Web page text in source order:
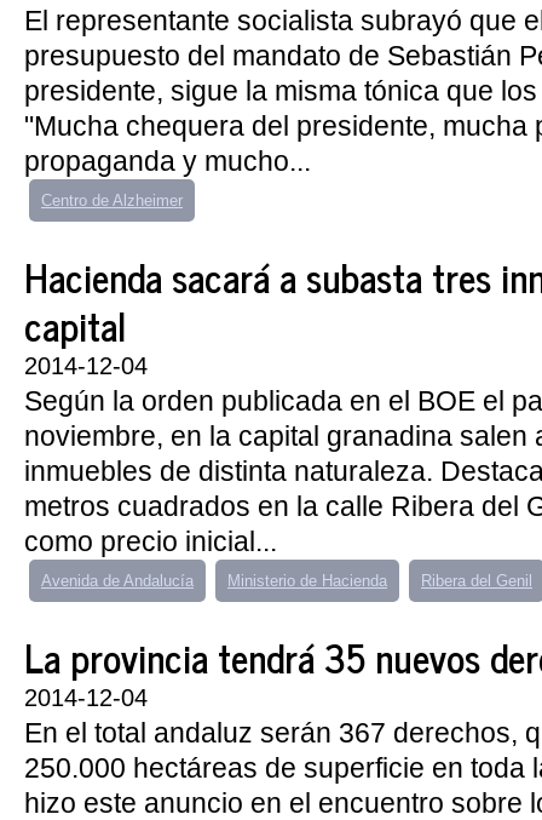
El representante socialista subrayó que
presupuesto del mandato de Sebastián
presidente, sigue la misma tónica que
"Mucha chequera del presidente, mucha
propaganda y mucho...
Centro de Alzheimer
Hacienda sacará a subasta tres
capital
2014-12-04
Según la orden publicada en el BOE el
noviembre, en la capital granadina salen
inmuebles de distinta naturaleza.
metros cuadrados en la calle Ribera del
como precio inicial...
Avenida de Andalucía Ministerio de Hacienda Ribera del Genil
La provincia tendrá 35 nuevos
2014-12-04
En el total andaluz serán 367 derechos,
250.000 hectáreas de superficie en toda
hizo este anuncio en el encuentro sobre